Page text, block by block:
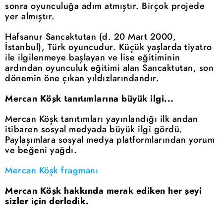
sonra oyunculuğa adım atmıştır. Birçok projede
yer almıştır.
Hafsanur Sancaktutan (d. 20 Mart 2000,
İstanbul), Türk oyuncudur. Küçük yaşlarda tiyatro
ile ilgilenmeye başlayan ve lise eğitiminin
ardından oyunculuk eğitimi alan Sancaktutan, son
dönemin öne çıkan yıldızlarındandır.
Mercan Köşk tanıtımlarına büyük ilgi...
Mercan Köşk tanıtımları yayınlandığı ilk andan
itibaren sosyal medyada büyük ilgi gördü.
Paylaşımlara sosyal medya platformlarından yorum
ve beğeni yağdı.
Mercan Köşk fragmanı
Mercan Köşk hakkında merak ediken her şeyi
sizler için derledik.